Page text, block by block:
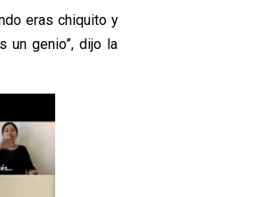
eras chiquito y
un genio”, dijo la